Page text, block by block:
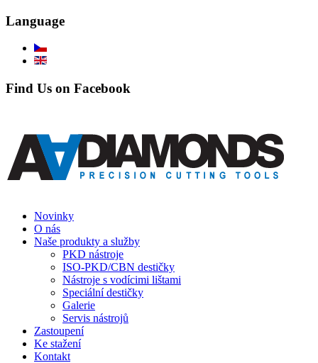
Language
Find Us on Facebook
Novinky
O nás
Naše produkty a služby
PKD nástroje
ISO-PKD/CBN destičky
Nástroje s vodícimi lištami
Speciální destičky
Galerie
Servis nástrojů
Zastoupení
Ke stažení
Kontakt